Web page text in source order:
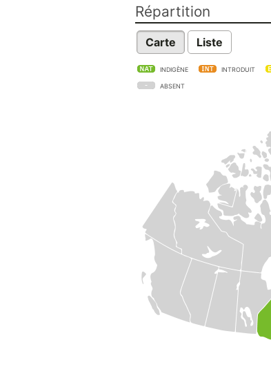
Répartition
Carte Liste
INDIGÈNE INTRODUIT
ABSENT